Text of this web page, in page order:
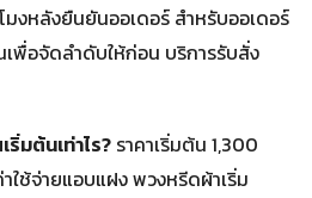
มงหลังยืนยันออเดอร์ สำหรับออเดอร์
พื่อจัดลำดับให้ก่อน บริการรับสั่ง
มต้นเท่าไร? ราคาเริ่มต้น 1,300
ใช้จ่ายแอบแฝง พวงหรีดผ้าเริ่ม